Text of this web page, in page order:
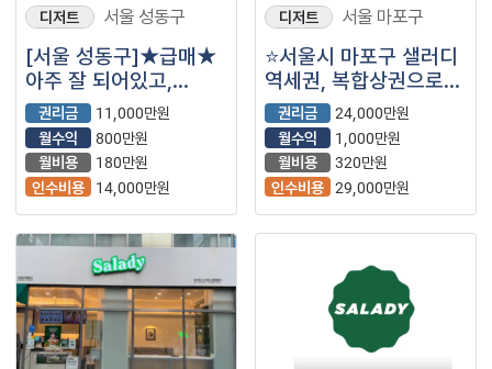
디저트 서울 성동구
[서울 성동구]★급매★
아주 잘 되어있고,
권리금 저렴하게 나온
샐러디 매장
소개합니다.
권리금
11,000만원
월수익
800만원
월비용
180만원
인수비용
14,000만원
디저트 서울 마포구
⭐서울시 마포구 샐러디
역세권, 복합상권으로
고매출 나오는
매장입니다.
권리금
24,000만원
월수익
1,000만원
월비용
320만원
인수비용 29,000만원